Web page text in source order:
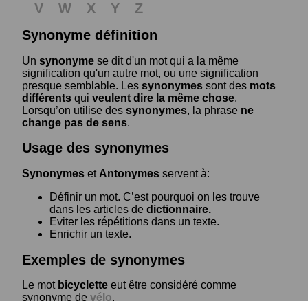
V W X Y
Z
Synonyme définition
Un synonyme se dit d'un mot qui a la même
signification qu'un autre mot, ou une signification
presque semblable. Les synonymes sont des mots
différents qui veulent dire la même chose.
Lorsqu’on utilise des synonymes, la phrase ne
change pas de sens.
Usage des synonymes
Synonymes et Antonymes servent à:
Définir un mot. C’est pourquoi on les trouve
dans les articles de dictionnaire.
Eviter les répétitions dans un texte.
Enrichir un texte.
Exemples de synonymes
Le mot bicyclette eut être considéré comme
synonyme de vélo.